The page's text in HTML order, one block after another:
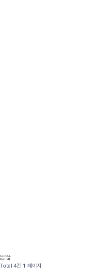
SCROLL
회사소개
Total 4건 1 페이지